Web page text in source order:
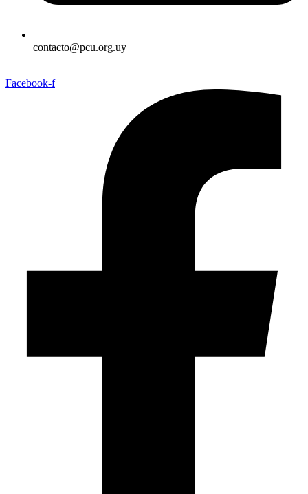
contacto@pcu.org.uy
Facebook-f